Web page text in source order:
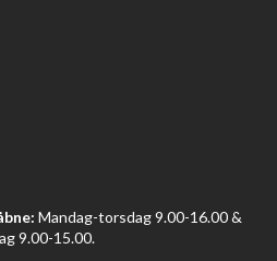
Mandag-torsdag 9.00-16.00 &
9.00-15.00.